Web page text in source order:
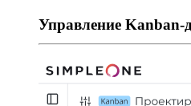
Управление Kanban-